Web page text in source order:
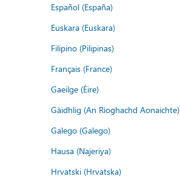
Español (España)
Euskara (Euskara)
Filipino (Pilipinas)
Français (France)
Gaeilge (Éire)
Gàidhlig (An Rìoghachd Aonaichte)
Galego (Galego)
Hausa (Najeriya)
Hrvatski (Hrvatska)